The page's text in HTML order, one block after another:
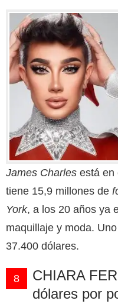
James Charles está en
tiene 15,9 millones de
York, a los 20 años ya
maquillaje y moda.
37.400 dólares.
8
CHIARA
dólares por